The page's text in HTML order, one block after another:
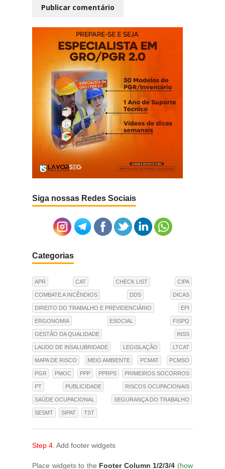
Siga nossas Redes Sociais
Categorias
APR CAT CHECK LIST CIPA
COMBATE A INCÊNDIOS DDS DICAS
DIREITO DO TRABALHO E PREVIDENCIÁRIO EPI
ERGONOMIA ESOCIAL FISPQ
GESTÃO DA QUALIDADE INSS
LAUDO DE INSALUBRIDADE LEGISLAÇÃO LTCAT
MAPA DE RISCO MEIO AMBIENTE PCMAT PCMSO
PGR PMOC PPP PPRPS PRIMEIROS SOCORROS
PT PUBLICIDADE RISCOS OCUPACIONAIS
SAÚDE OCUPACIONAL SEGURANÇA DO TRABALHO
SESMT SIPAT TST
Step 4. Add footer widgets
Place widgets to the Footer Column 1/2/3/4 (how